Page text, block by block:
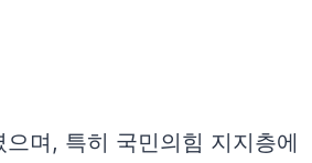
며, 특히 국민의힘 지지층에